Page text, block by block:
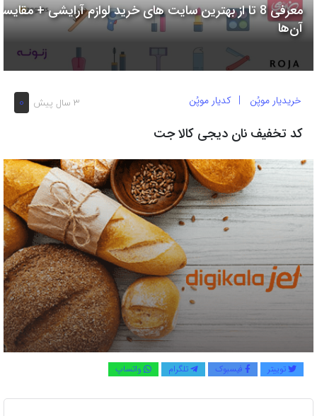
معرفی 8 تا از بهترین سایت های خرید لوازم آرایشی +
آن‌ها
3 سال پیش 0 خریدیار موپُن کدیار موپُن
کد تخفیف نان دیجی کالا جت
توییتر فیسبوک تلگرام واتساپ